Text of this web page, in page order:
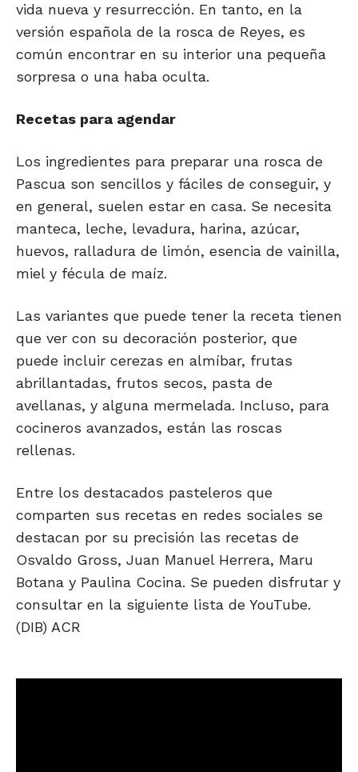
vida nueva y resurrección. En tanto, en la
versión española de la rosca de Reyes, es
común encontrar en su interior una pequeña
sorpresa o una haba oculta.
Recetas para agendar
Los ingredientes para preparar una rosca de
Pascua son sencillos y fáciles de conseguir, y
en general, suelen estar en casa. Se necesita
manteca, leche, levadura, harina, azúcar,
huevos, ralladura de limón, esencia de vainilla,
miel y fécula de maíz.
Las variantes que puede tener la receta tienen
que ver con su decoración posterior, que
puede incluir cerezas en almíbar, frutas
abrillantadas, frutos secos, pasta de
avellanas, y alguna mermelada. Incluso, para
cocineros avanzados, están las roscas
rellenas.
Entre los destacados pasteleros que
comparten sus recetas en redes sociales se
destacan por su precisión las recetas de
Osvaldo Gross, Juan Manuel Herrera, Maru
Botana y Paulina Cocina. Se pueden disfrutar y
consultar en la siguiente lista de YouTube.
(DIB) ACR